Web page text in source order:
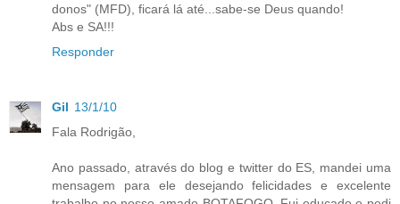
donos" (MFD), ficará lá até...sabe-se Deus quando!
Abs e SA!!!
Responder
Gil 13/1/10
Fala Rodrigão,
Ano passado, através do blog e twitter do ES, mandei uma
mensagem para ele desejando felicidades e excelente